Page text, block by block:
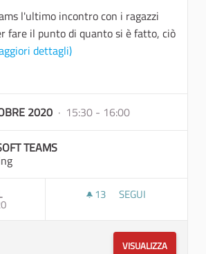
l'ultimo incontro con i ragazzi
fare il punto di quanto si è fatto, ciò
dettagli)
Condivisione
2020 · 15:30 - 16:00
TEAMS
13 13 SOSTENITORI
SEGUI
VISUALIZZA